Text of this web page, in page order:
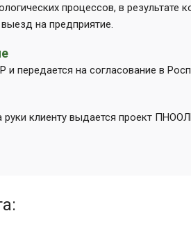
процессов, в результате
на предприятие.
передается на согласование в
руки клиенту выдается проект